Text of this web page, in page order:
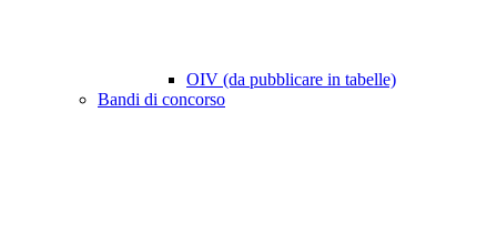
OIV (da pubblicare in tabelle)
Bandi di concorso